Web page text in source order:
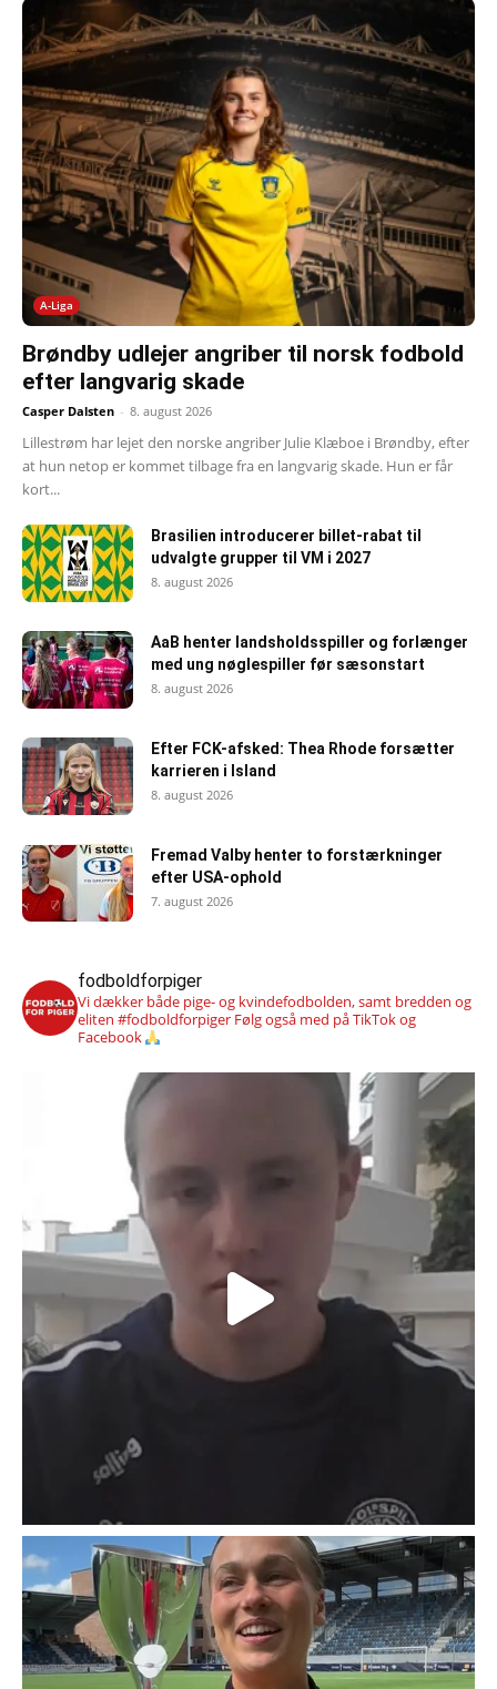
A-Liga
Brøndby udlejer angriber til norsk fodbold
efter langvarig skade
Casper Dalsten - 8. august 2026
Lillestrøm har lejet den norske angriber Julie Klæboe i Brøndby, efter
at hun netop er kommet tilbage fra en langvarig skade. Hun er får
kort...
Brasilien introducerer billet-rabat til
udvalgte grupper til VM i 2027
8. august 2026
AaB henter landsholdsspiller og forlænger
med ung nøglespiller før sæsonstart
8. august 2026
Efter FCK-afsked: Thea Rhode forsætter
karrieren i Island
8. august 2026
Fremad Valby henter to forstærkninger
efter USA-ophold
7. august 2026
fodboldforpiger
Vi dækker både pige- og kvindefodbolden, samt bredden og
eliten #fodboldforpiger Følg også med på TikTok og
Facebook